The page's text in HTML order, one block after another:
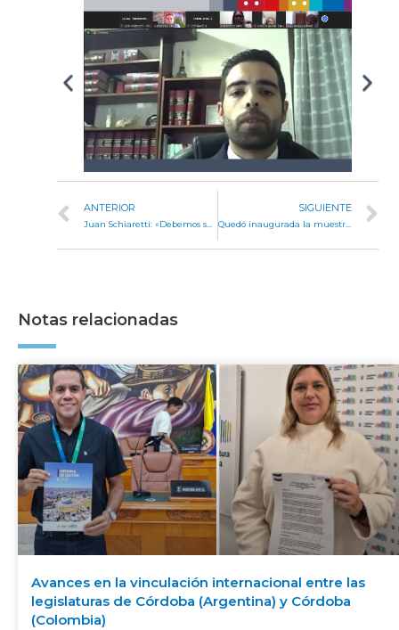
ANTERIOR
Juan Schiaretti: «Debemos ser un país federal en serio»
SIGUIENTE
Quedó inaugurada la muestra fotográfica “El Camino de Santiago”
Notas relacionadas
Avances en la vinculación internacional entre las
legislaturas de Córdoba (Argentina) y Córdoba
(Colombia)